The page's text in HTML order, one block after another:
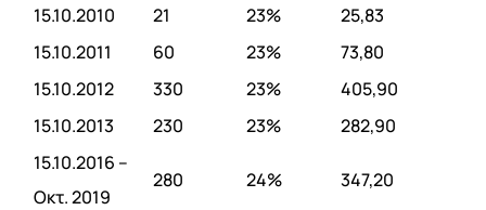
15.10.2010
21 23%
25,83
15.10.2011
60 23%
73,80
15.10.2012
330 23%
405,90
15.10.2013
230 23%
282,90
15.10.2016 –
Οκτ. 2019
280 24% 347,20